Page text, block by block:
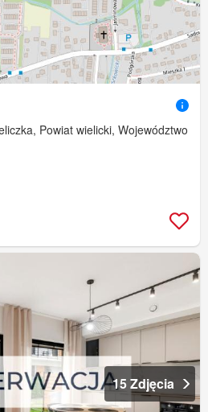
Powiat wielicki, Województwo
15 Zdjęcia